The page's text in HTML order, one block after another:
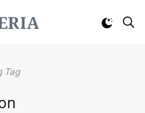
Tag